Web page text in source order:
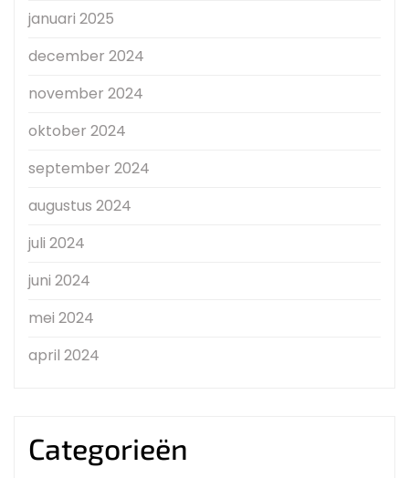
januari 2025
december 2024
november 2024
oktober 2024
september 2024
augustus 2024
juli 2024
juni 2024
mei 2024
april 2024
Categorieën